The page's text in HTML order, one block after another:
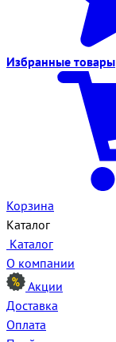
Избранные товары
Корзина
Каталог
Каталог
О компании
Акции
Доставка
Оплата